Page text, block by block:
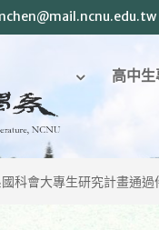
回
高中
科會大專生研究計畫通